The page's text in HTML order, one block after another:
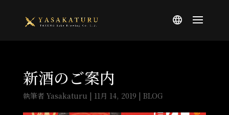
新酒のご案内
執筆者 Yasakaturu | 11月 14, 2019 | BLOG